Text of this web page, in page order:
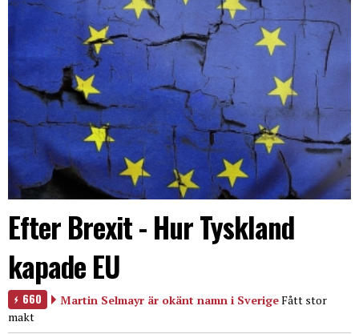
Efter Brexit - Hur Tyskland
kapade EU
660 Martin Selmayr är okänt namn i SverigeFått stor
makt